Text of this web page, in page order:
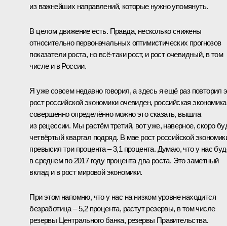
из важнейших направлений, которые нужно упомянуть.
В целом движение есть. Правда, несколько снижены
относительно первоначальных оптимистических прогнозов
показатели роста, но всё-таки рост, и рост очевидный, в том
числе и в России.
Я уже совсем недавно говорил, а здесь я ещё раз повторил
рост российской экономики очевиден, российская
совершенно определённо можно это сказать, вышла
из рецессии. Мы растём третий, вот уже, наверное, скоро
четвёртый квартал подряд. В мае рост российской
превысил три процента – 3,1 процента. Думаю, что у нас
в среднем по 2017 году процента два роста. Это заметный
вклад и в рост мировой экономики.
При этом напомню, что у нас на низком уровне находится
безработица – 5,2 процента, растут резервы, в том числе
резервы Центрального банка, резервы Правительства.